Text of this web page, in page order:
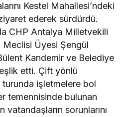
Kestel Mahallesi’ndeki
ederek sürdürdü.
CHP Antalya Milletvekili
Üyesi Şengül
Kandemir ve Belediye
etti. Çift yönlü
işletmelere bol
temennisinde bulunan
sorunlarını